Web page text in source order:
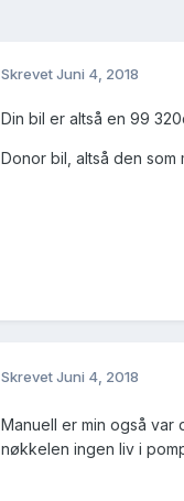
SkrevetJuni 4, 2018
Din bil er altså en 99
Donor bil, altså den som
SkrevetJuni 4, 2018
Manuell er min også var
nøkkelen ingen liv i